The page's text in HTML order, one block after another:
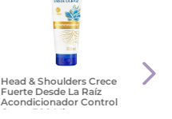
Head & Shoulders Crece
Fuerte Desde La Raíz
Acondicionador Control
Caspa 300 Ml